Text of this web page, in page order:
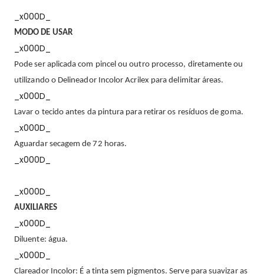
_x000D_
MODO DE USAR
_x000D_
Pode ser aplicada com pincel ou outro processo, diretamente ou
utilizando o Delineador Incolor Acrilex para delimitar áreas.
_x000D_
Lavar o tecido antes da pintura para retirar os resíduos de goma.
_x000D_
Aguardar secagem de 72 horas.
_x000D_
_x000D_
AUXILIARES
_x000D_
Diluente: água.
_x000D_
Clareador Incolor: É a tinta sem pigmentos. Serve para suavizar as